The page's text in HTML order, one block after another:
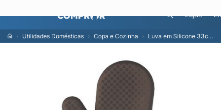
Lojas
Utilidades Domésticas Copa e Cozinha Luva em Silicone 33cm OXO Preto